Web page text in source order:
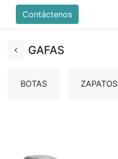
Contáctenos
GAFAS
BOTAS ZAPATOS